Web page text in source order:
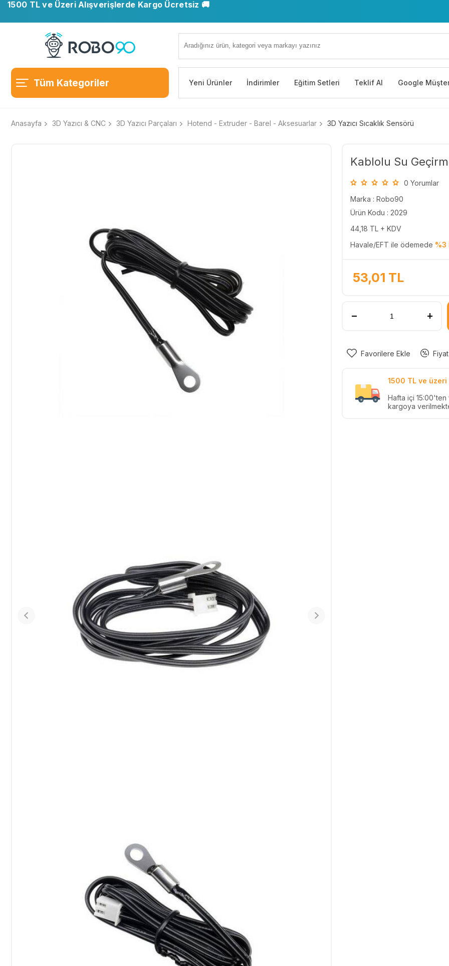
1500 TL ve Üzeri Alışverişlerde Kargo Ücretsiz 🚚
📍 Ofisimiz taşındı. Yeni adresimiz: Ostim OSB, Turan Çiğdem Cd. No: 35 Yenimahalle/Ankara
Tüm Kategoriler Yeni Ürünler İndirimler Eğitim Setleri Teklif Al Google
Anasayfa 3D Yazıcı & CNC 3D Yazıcı Parçaları Hotend - Extruder - Barel - Aksesuarlar 3D Yazıcı Sıcaklık Sensörü
Kablolu Su
0 Yorumlar
Marka : Robo90
Ürün Kodu : 2029
44,18 TL + KDV
Havale/EFT ile ödemede %3
53,01 TL
Favorilere Ekle Fiyat
1500 TL ve
Hafta içi
kargoya